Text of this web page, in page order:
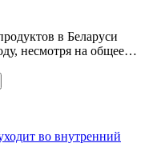
в Беларуси
несмотря на общее…
во внутренний